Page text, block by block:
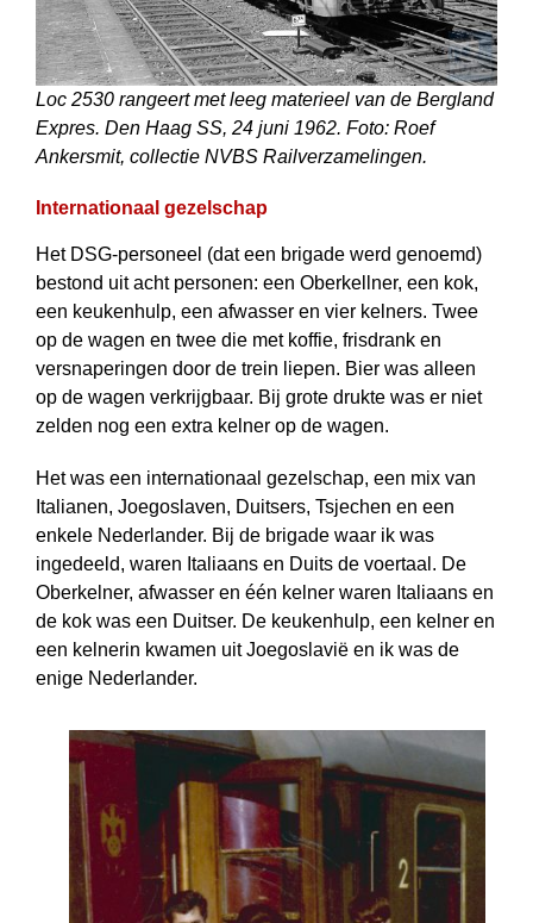
Loc 2530 rangeert met leeg materieel van de Bergland
Expres. Den Haag SS, 24 juni 1962. Foto: Roef
Ankersmit, collectie NVBS Railverzamelingen.
Internationaal gezelschap
Het DSG-personeel (dat een brigade werd genoemd)
bestond uit acht personen: een Oberkellner, een kok,
een keukenhulp, een afwasser en vier kelners. Twee
op de wagen en twee die met koffie, frisdrank en
versnaperingen door de trein liepen. Bier was alleen
op de wagen verkrijgbaar. Bij grote drukte was er niet
zelden nog een extra kelner op de wagen.
Het was een internationaal gezelschap, een mix van
Italianen, Joegoslaven, Duitsers, Tsjechen en een
enkele Nederlander. Bij de brigade waar ik was
ingedeeld, waren Italiaans en Duits de voertaal. De
Oberkelner, afwasser en één kelner waren Italiaans en
de kok was een Duitser. De keukenhulp, een kelner en
een kelnerin kwamen uit Joegoslavië en ik was de
enige Nederlander.